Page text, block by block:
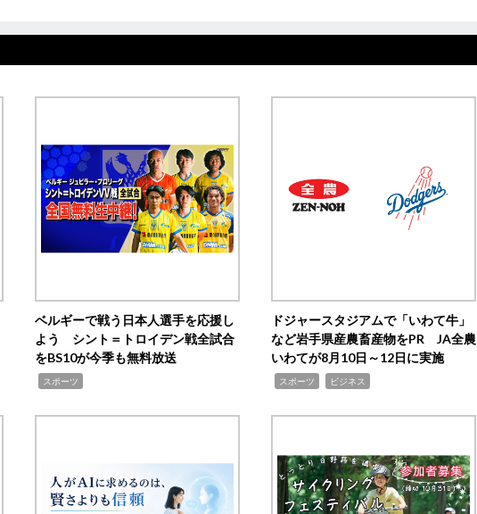
ベルギーで戦う日本人選手を応援し
よう シント＝トロイデン戦全試合
をBS10が今季も無料放送
スポーツ
ドジャースタジアムで「いわて牛」
など岩手県産農畜産物をPR JA全農
いわてが8月10日～12日に実施
スポーツ ビジネス